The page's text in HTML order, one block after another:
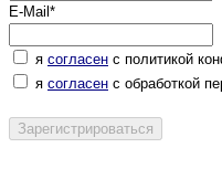
E-Mail *
я согласен с политикой
я согласен с обработкой